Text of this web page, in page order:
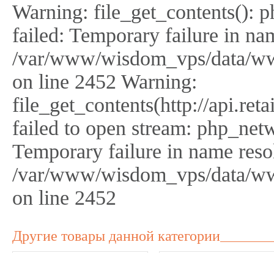
Warning: file_get_contents():
failed: Temporary failure in
/var/www/wisdom_vps/data/
on line 2452 Warning:
file_get_contents(http://
failed to open stream:
Temporary failure in name
/var/www/wisdom_vps/data/
on line 2452
Другие товары данной категории